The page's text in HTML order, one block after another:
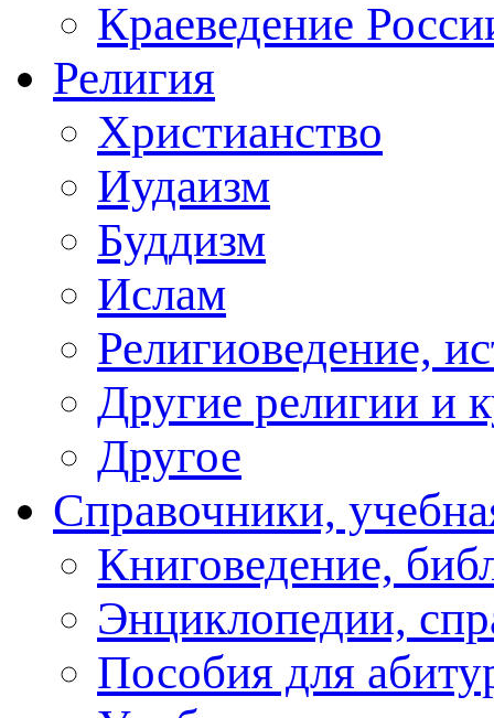
Краеведение
Религия
Христианство
Иудаизм
Буддизм
Ислам
Религиоведение,
Другие религии и
Другое
Справочники,
Книговедение,
Энциклопедии,
Пособия для